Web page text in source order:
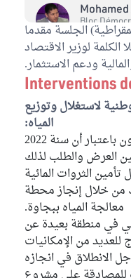
الجلسة مقدما
لوزير الاقتصاد
ودعم الاستثمار.
Interventions
لاستغلال وتوزيع
المياه:
قمنا بتقديم مشروع هذا القانون باعتبار أن سنة 2022
العرض والطلب لذلك
الثروات المائية
من خلال إنجاز محطة
معالجة المياه ببجاوة.
في منطقة بعيدة عن
من الإمكانيات
الانطلاق في انجازه
Bloc
Thameur
Bloc PDL
Majdi
Bloc PDL
Haykel
Bloc
Iyadh
Indépendant
Samira
Bloc